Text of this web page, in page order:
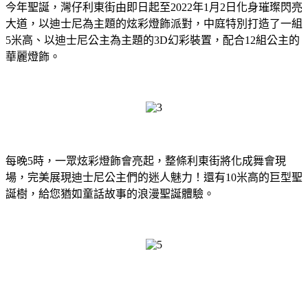
今年聖誕，灣仔利東街由即日起至2022年1月2日化身璀璨閃亮
大道，以迪士尼為主題的炫彩燈飾派對，中庭特別打造了一組
5米高、以迪士尼公主為主題的3D幻彩裝置，配合12組公主的
華麗燈飾。
每晚5時，一眾炫彩燈飾會亮起，整條利東街將化成舞會現
場，完美展現迪士尼公主們的迷人魅力！還有10米高的巨型聖
誕樹，給您猶如童話故事的浪漫聖誕體驗。